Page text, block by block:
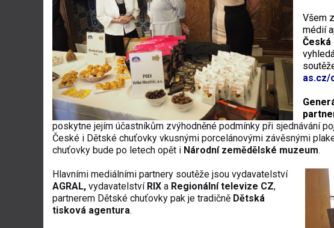
Všem
médií
as.cz/
poskytne jejím účastníkům zvýhodněné podmínky při sjednávání
České i Dětské chuťovky vkusnými porcelánovými závěsnými
chuťovky bude po letech opět i Národní zemědělské muzeum.
Hlavními mediálními partnery soutěže jsou vydavatelství
AGRAL, vydavatelství RIX a Regionální televize CZ,
partnerem Dětské chuťovky pak je tradičně Dětská
tisková agentura.